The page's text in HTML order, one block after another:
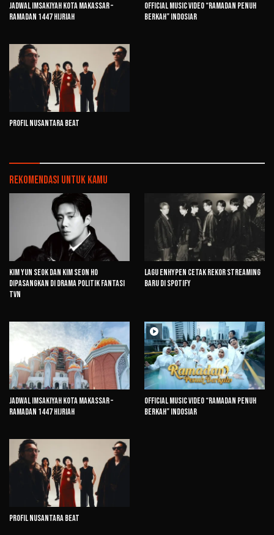
Jadwal Imsakiyah Kota Makassar –
Ramadan 1447 Hijriah
Official Music Video “Ramadan Penuh
Berkah” Indosiar
Profil Nusantara Beat
Rekomendasi untuk kamu
Kim Yun Seok dan Kim Seon Ho
Dipasangkan di Drama Politik Fantasi
tvN
Lagu ENHYPEN Cetak Rekor Streaming
Baru di Spotify
Jadwal Imsakiyah Kota Makassar –
Ramadan 1447 Hijriah
Official Music Video “Ramadan Penuh
Berkah” Indosiar
Profil Nusantara Beat